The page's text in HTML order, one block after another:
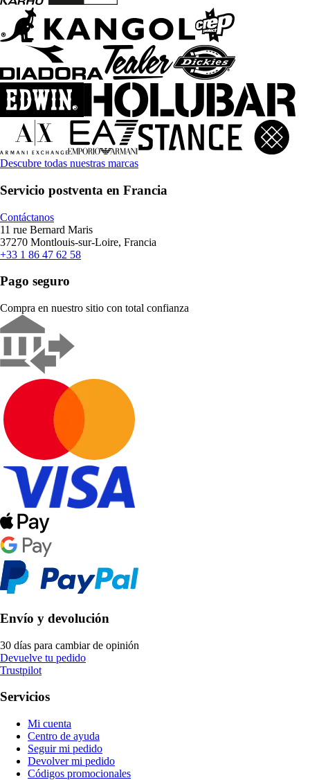
Descubre todas nuestras marcas
Servicio postventa en Francia
Contáctanos
11 rue Bernard Maris
37270 Montlouis-sur-Loire, Francia
+33 1 86 47 62 58
Pago seguro
Compra en nuestro sitio con total confianza
Envío y devolución
30 días para cambiar de opinión
Devuelve tu pedido
Trustpilot
Servicios
Mi cuenta
Centro de ayuda
Seguir mi pedido
Devolver mi pedido
Códigos promocionales